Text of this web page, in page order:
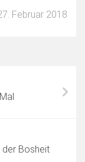
Februar 2018
der Bosheit